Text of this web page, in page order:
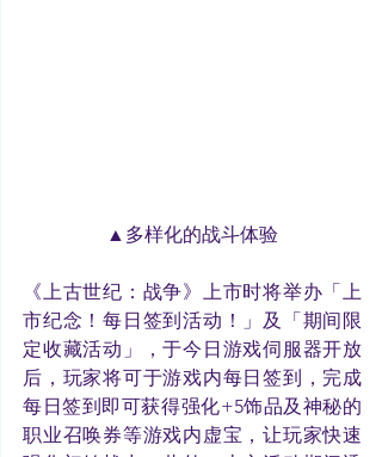
▲多样化的战斗体验
《上古世纪：战争》上市时将举办「上
市纪念！每日签到活动！」及「期间限
定收藏活动」，于今日游戏伺服器开放
后，玩家将可于游戏内每日签到，完成
每日签到即可获得强化+5饰品及神秘的
职业召唤券等游戏内虚宝，让玩家快速